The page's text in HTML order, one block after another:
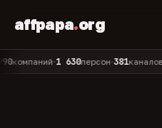
affpapa.org
•1 630персон•381каналов в